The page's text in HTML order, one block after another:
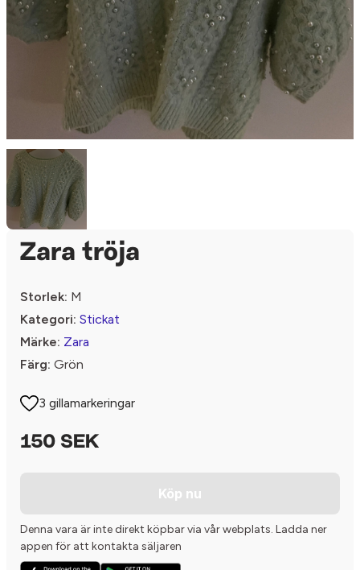
Zara tröja
Storlek: M
Kategori: Stickat
Märke: Zara
Färg: Grön
3 gillamarkeringar
150 SEK
Köp nu
Denna vara är inte direkt köpbar via vår webplats. Ladda ner
appen för att kontakta säljaren